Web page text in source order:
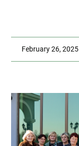
February 26, 2025